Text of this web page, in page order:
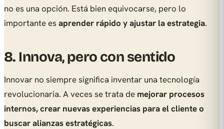
no es una opción. Está bien equivocarse, pero lo
importante esaprender rápido y ajustar la estrategia.
8. Innova, pero con sentido
Innovar no siempre significa inventar una tecnología
revolucionaria. A veces se trata de mejorar procesos
internos, crear nuevas experiencias para el cliente o
buscar alianzas estratégicas.